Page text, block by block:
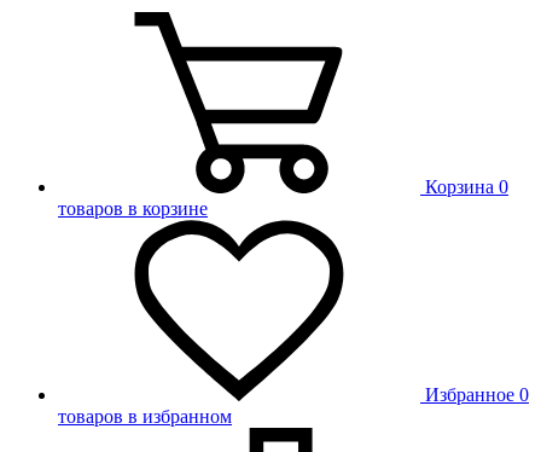
Корзина 0
товаров в корзине
Избранное 0
товаров в избранном